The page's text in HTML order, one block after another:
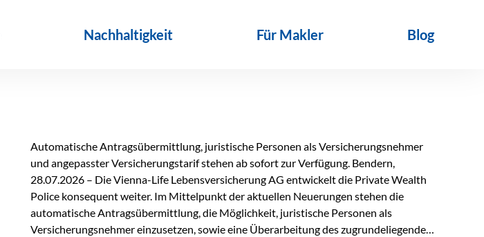
Nachhaltigkeit Für Makler Blog
Automatische Antragsübermittlung, juristische Personen als Versicherungsnehmer
und angepasster Versicherungstarif stehen ab sofort zur Verfügung. Bendern,
28.07.2026 – Die Vienna-Life Lebensversicherung AG entwickelt die Private Wealth
Police konsequent weiter. Im Mittelpunkt der aktuellen Neuerungen stehen die
automatische Antragsübermittlung, die Möglichkeit, juristische Personen als
Versicherungsnehmer einzusetzen, sowie eine Überarbeitung des zugrundeliegenden